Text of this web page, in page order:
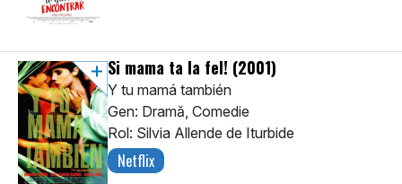
Si mama ta la fel! (2001)
Y tu mamá también
Gen: Dramă, Comedie
Rol: Silvia Allende de Iturbide
Netflix